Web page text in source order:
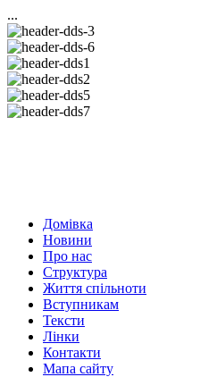
...
Домівка
Новини
Про нас
Структура
Життя спільноти
Вступникам
Тексти
Лінки
Контакти
Мапа сайту